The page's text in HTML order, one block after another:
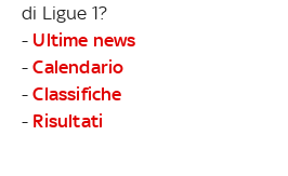
di Ligue 1?
- Ultime news
-Calendario
-Classifiche
- Risultati